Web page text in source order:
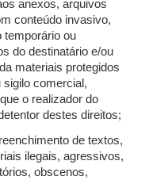
anexos, arquivos
conteúdo invasivo,
temporário ou
do destinatário e/ou
materiais protegidos
sigilo comercial,
o realizador do
destes direitos;
de textos,
ilegais, agressivos,
obscenos,